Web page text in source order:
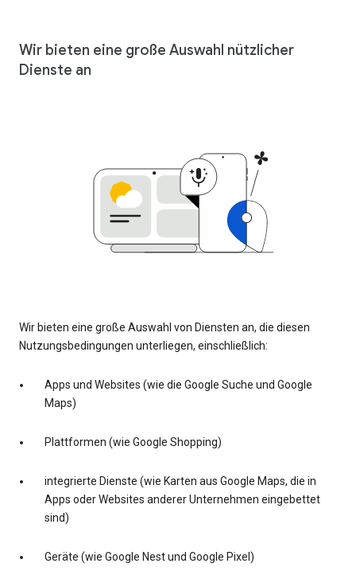
Wir bieten eine große Auswahl nützlicher
Dienste an
Wir bieten eine große Auswahl von Diensten an, die diesen
Nutzungsbedingungen unterliegen, einschließlich:
Apps und Websites (wie die Google Suche und Google
Maps)
Plattformen (wie Google Shopping)
integrierte Dienste (wie Karten aus Google Maps, die in
Apps oder Websites anderer Unternehmen eingebettet
sind)
Geräte (wie Google Nest und Google Pixel)